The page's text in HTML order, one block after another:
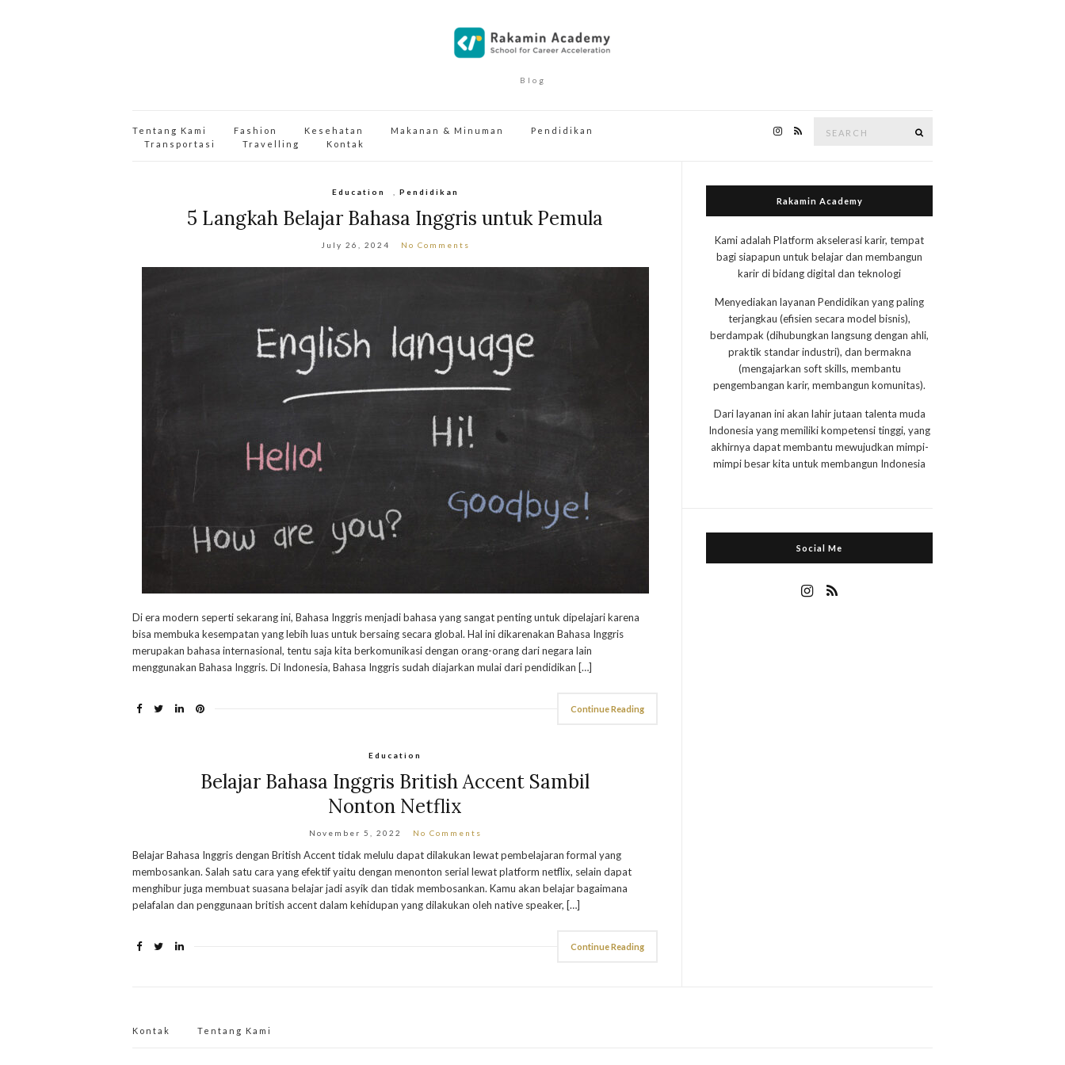
Blog
Tentang Kami Fashion Kesehatan Makanan & Minuman
Pendidikan
Transportasi
Travelling Kontak
Education Pendidikan
5 Langkah Belajar Bahasa Inggris untuk Pemula
July 26, 2024 No Comments
Di era modern seperti sekarang ini, Bahasa Inggris menjadi bahasa yang sangat penting untuk dipelajari karena
bisa membuka kesempatan yang lebih luas untuk bersaing secara global. Hal ini dikarenakan Bahasa Inggris
merupakan bahasa internasional, tentu saja kita berkomunikasi dengan orang-orang dari negara lain
menggunakan Bahasa Inggris. Di Indonesia, Bahasa Inggris sudah diajarkan mulai dari pendidikan […]
Continue Reading
Education
Belajar Bahasa Inggris British Accent Sambil
Nonton Netflix
November 5, 2022 No Comments
Belajar Bahasa Inggris dengan British Accent tidak melulu dapat dilakukan lewat pembelajaran formal yang
membosankan. Salah satu cara yang efektif yaitu dengan menonton serial lewat platform netflix, selain dapat
menghibur juga membuat suasana belajar jadi asyik dan tidak membosankan. Kamu akan belajar bagaimana
pelafalan dan penggunaan british accent dalam kehidupan yang dilakukan oleh native speaker, […]
Continue Reading
Rakamin Academy
Kami adalah Platform akselerasi karir, tempat
bagi siapapun untuk belajar dan membangun
karir di bidang digital dan teknologi
Menyediakan layanan Pendidikan yang paling
terjangkau (efisien secara model bisnis),
berdampak (dihubungkan langsung dengan ahli,
praktik standar industri), dan bermakna
(mengajarkan soft skills, membantu
pengembangan karir, membangun komunitas).
Dari layanan ini akan lahir jutaan talenta muda
Indonesia yang memiliki kompetensi tinggi, yang
akhirnya dapat membantu mewujudkan mimpi-
mimpi besar kita untuk membangun Indonesia
Social Me
Kontak Tentang Kami